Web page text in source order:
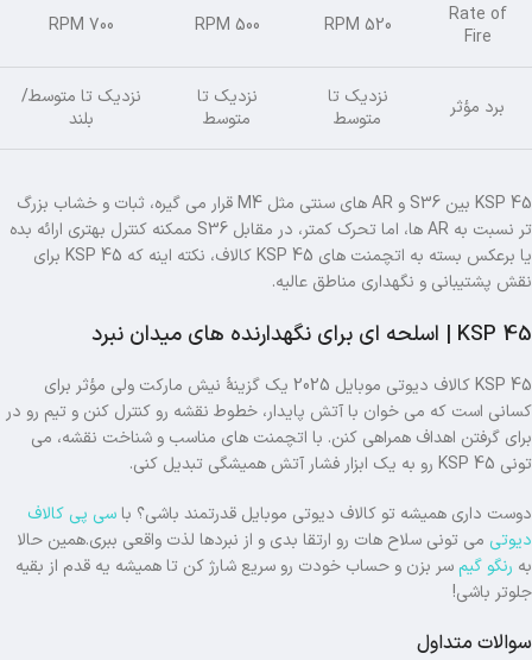
Rate of
Fire
520 RPM
500 RPM
700 RPM
برد مؤثر
نزدیک تا
متوسط
نزدیک تا
متوسط
نزدیک تا متوسط/
بلند
KSP 45 بین S36 و AR های سنتی مثل M4 قرار می گیره، ثبات و خشاب بزرگ
تر نسبت به AR ها، اما تحرک کمتر، در مقابل S36 ممکنه کنترل بهتری ارائه بده
یا برعکس بسته به اتچمنت های KSP 45 کالاف، نکته اینه که KSP 45 برای
نقش پشتیبانی و نگهداری مناطق عالیه.
KSP 45 | اسلحه ای برای نگهدارنده های میدان نبرد
KSP 45 کالاف دیوتی موبایل 2025 یک گزینهٔ نیش مارکت ولی مؤثر برای
کسانی است که می خوان با آتش پایدار، خطوط نقشه رو کنترل کنن و تیم رو در
برای گرفتن اهداف همراهی کنن. با اتچمنت های مناسب و شناخت نقشه، می
تونی KSP 45 رو به یک ابزار فشار آتش همیشگی تبدیل کنی.
دوست داری همیشه تو کالاف دیوتی موبایل قدرتمند باشی؟ باسی پی کالاف
دیوتی می تونی سلاح هات رو ارتقا بدی و از نبردها لذت واقعی ببری.همین حالا
به رنگو گیم سر بزن و حساب خودت رو سریع شارژ کن تا همیشه یه قدم از بقیه
جلوتر باشی!
سوالات متداول